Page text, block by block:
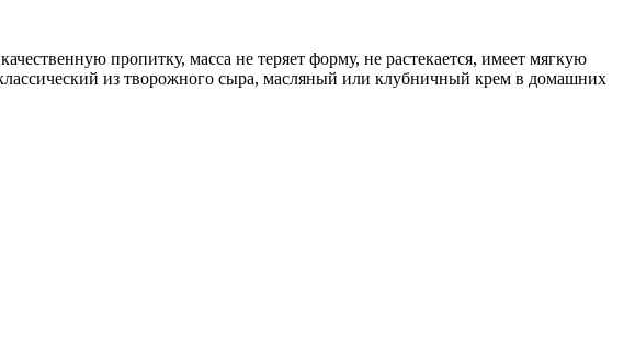
пропитку, масса не теряет форму, не растекается, имеет мягкую
из творожного сыра, масляный или клубничный крем в домашних